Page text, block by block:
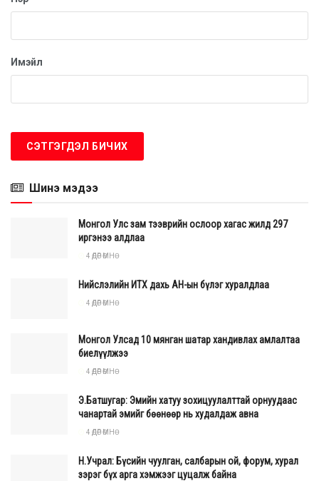
Имэйл
Шинэ мэдээ
Монгол Улс зам тээврийн ослоор хагас жилд 297
иргэнээ алдлаа
4 ӨДӨР ӨМНӨ
Нийслэлийн ИТХ дахь АН-ын бүлэг хуралдлаа
4 ӨДӨР ӨМНӨ
Монгол Улсад 10 мянган шатар хандивлах амлалтаа
биелүүлжээ
4 ӨДӨР ӨМНӨ
Э.Батшугар: Эмийн хатуу зохицуулалттай орнуудаас
чанартай эмийг бөөнөөр нь худалдаж авна
4 ӨДӨР ӨМНӨ
Н.Учрал: Бүсийн чуулган, салбарын ой, форум, хурал
зэрэг бүх арга хэмжээг цуцалж байна